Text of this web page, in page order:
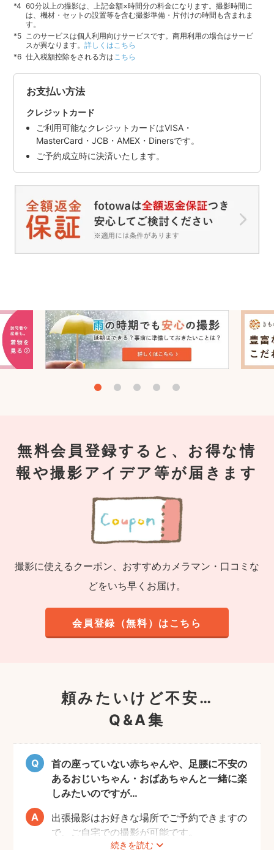
60分以上の撮影は、上記金額×時間分の料金になります。撮影時間に
は、機材・セットの設置等を含む撮影準備・片付けの時間も含まれま
す。
このサービスは個人利用向けサービスです。商用利用の場合はサービ
スが異なります。詳しくはこちら
仕入税額控除をされる方は こちら
お支払い方法
クレジットカード
ご利用可能なクレジットカードはVISA・
MasterCard・JCB・AMEX・Dinersです。
ご予約成立時に決済いたします。
無料会員登録すると、お得な情
報や撮影アイデア等が届きます
撮影に使えるクーポン、おすすめカメラマン・口コミな
どをいち早くお届け。
会員登録（無料）はこちら
頼みたいけど不安…
Q&A集
首の座っていない赤ちゃんや、足腰に不安の
あるおじいちゃん・おばあちゃんと一緒に楽
しみたいのですが…
続きを読む
出張撮影はお好きな場所でご予約できますの
で、ご自宅での撮影が可能です。
ご家族みなさんが撮りやすい場所をご指定い